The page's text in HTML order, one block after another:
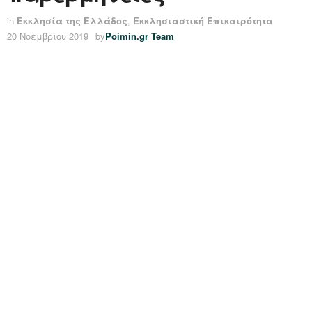
in Εκκλησία της Ελλάδος, Εκκλησιαστική Επικαιρότητα
20 Νοεμβρίου 2019 byPoimin.gr Team